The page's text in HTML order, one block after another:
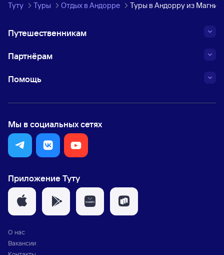
Туту Туры Отдых в Андорре Туры в Андорру из
Путешественникам
Партнёрам
Помощь
Мы в социальных сетях
Приложение Туту
О нас
Вакансии